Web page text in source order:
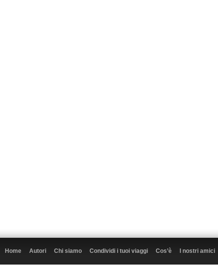
Home Autori Chi siamo Condividi i tuoi viaggi Cos’è I nostri amici